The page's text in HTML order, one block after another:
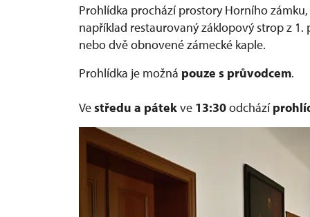
Prohlídka prochází prostory Horního zámku,
například restaurovaný záklopový strop z
nebo dvě obnovené zámecké kaple.
Prohlídka je možná pouze s průvodcem.
Vestředu a pátekve 13:30odchází